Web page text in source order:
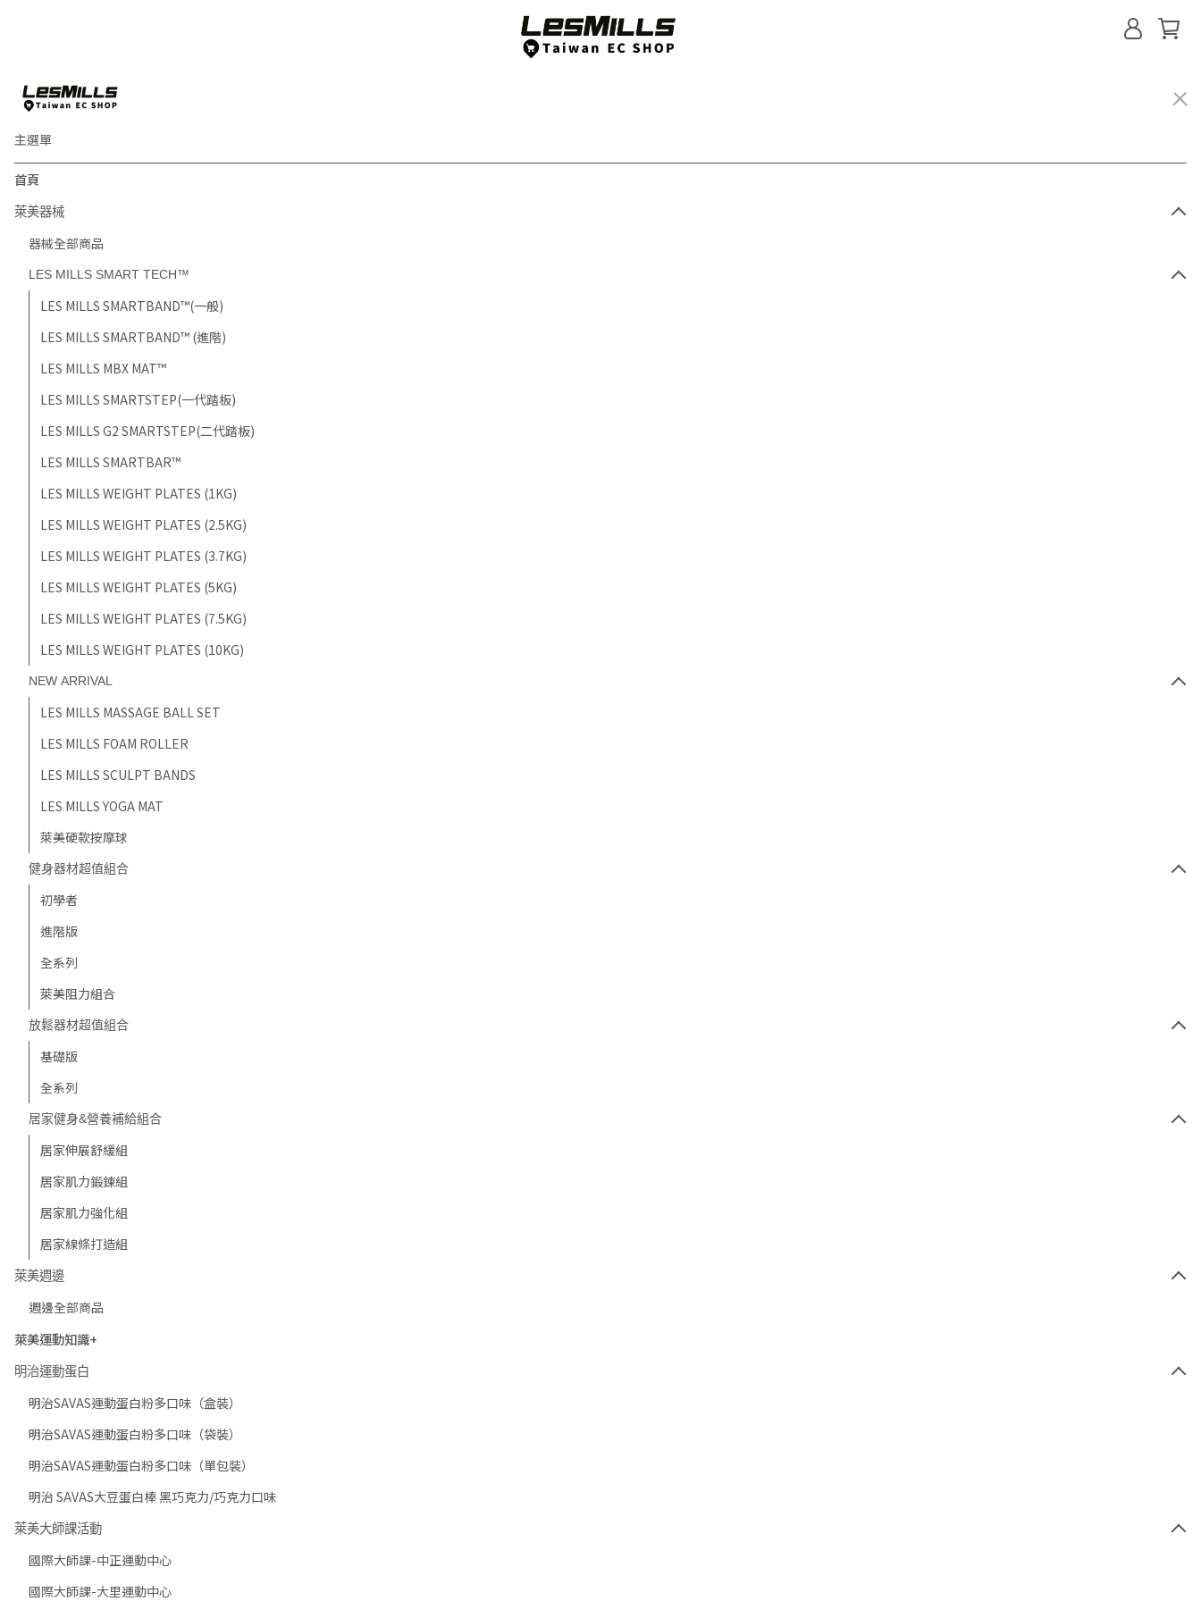
主選單
首頁
萊美器械
器械全部商品
LES MILLS SMART TECH™
LES MILLS SMARTBAND™(一般)
LES MILLS SMARTBAND™ (進階)
LES MILLS MBX MAT™
LES MILLS SMARTSTEP(一代踏板)
LES MILLS G2 SMARTSTEP(二代踏板)
LES MILLS SMARTBAR™
LES MILLS WEIGHT PLATES (1KG)
LES MILLS WEIGHT PLATES (2.5KG)
LES MILLS WEIGHT PLATES (3.7KG)
LES MILLS WEIGHT PLATES (5KG)
LES MILLS WEIGHT PLATES (7.5KG)
LES MILLS WEIGHT PLATES (10KG)
NEW ARRIVAL
LES MILLS MASSAGE BALL SET
LES MILLS FOAM ROLLER
LES MILLS SCULPT BANDS
LES MILLS YOGA MAT
萊美硬款按摩球
健身器材超值組合
初學者
進階版
全系列
萊美阻力組合
放鬆器材超值組合
基礎版
全系列
居家健身&營養補給組合
居家伸展舒緩組
居家肌力鍛鍊組
居家肌力強化組
居家線條打造組
萊美週邊
週邊全部商品
萊美運動知識+
明治運動蛋白
明治SAVAS運動蛋白粉多口味（盒裝）
明治SAVAS運動蛋白粉多口味（袋裝）
明治SAVAS運動蛋白粉多口味（單包裝）
明治 SAVAS大豆蛋白棒 黑巧克力/巧克力口味
萊美大師課活動
國際大師課-中正運動中心
國際大師課-大里運動中心